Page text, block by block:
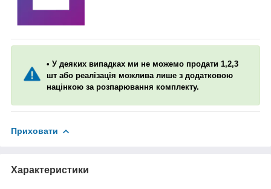
• У деяких випадках ми не можемо продати 1,2,3
шт або реалізація можлива лише з додатковою
націнкою за розпарювання комплекту.
Приховати
Характеристики